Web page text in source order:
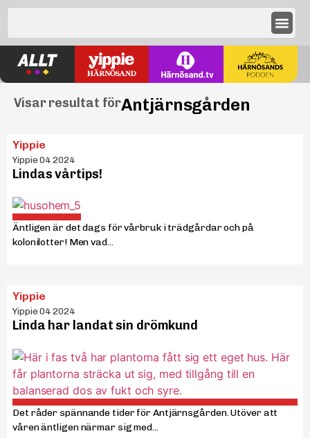
Visar resultat förAntjärnsgården
Yippie
Yippie 04 2024
Lindas vårtips!
Äntligen är det dags för vårbruk i trädgårdar och på
kolonilotter! Men vad...
Yippie
Yippie 04 2024
Linda har landat sin drömkund
Det råder spännande tider för Antjärnsgården. Utöver att
våren äntligen närmar sig med...